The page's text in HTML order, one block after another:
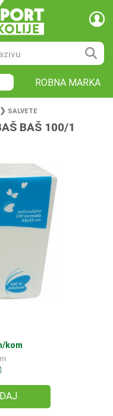
ROBNA MARKA
❯ SALVETE
BAŠ 100/1
kom